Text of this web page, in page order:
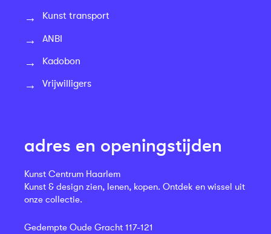
Kunst transport
ANBI
Kadobon
Vrijwilligers
adres en openingstijden
Kunst Centrum Haarlem
Kunst & design zien, lenen, kopen. Ontdek en wissel uit
onze collectie.
Gedempte Oude Gracht 117-121